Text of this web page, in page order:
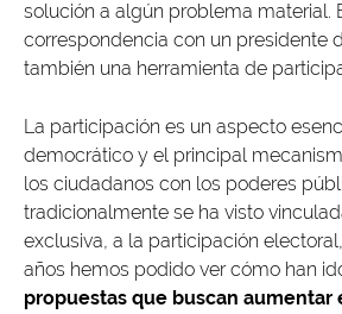
solución a algún problema material.
correspondencia con un presidente
también una herramienta de
La participación es un aspecto
democrático y el principal
los ciudadanos con los poderes
tradicionalmente se ha visto
exclusiva, a la participación
años hemos podido ver cómo han
propuestas que buscan aumentar